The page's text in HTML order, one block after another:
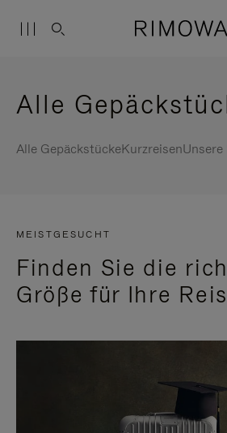
Alle
Alle GepäckstückeKurzreisen
MEISTGESUCHT
Finden Sie die
Größe für Ihre